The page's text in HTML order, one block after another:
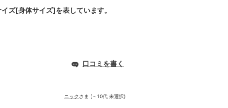
ズ[身体サイズ]を表しています。
口コミを書く
ニック さま (～10代 未選択)